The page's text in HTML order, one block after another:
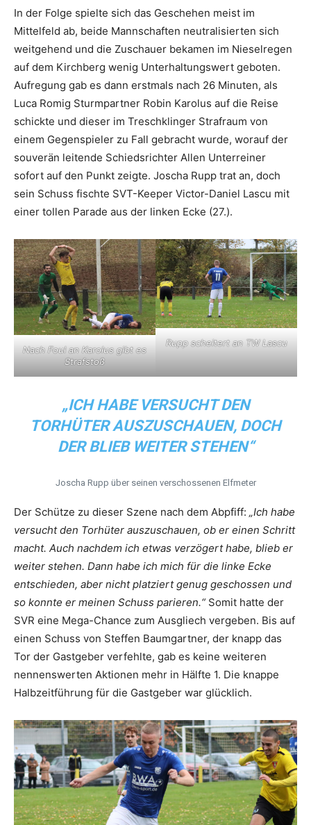
In der Folge spielte sich das Geschehen meist im
Mittelfeld ab, beide Mannschaften neutralisierten sich
weitgehend und die Zuschauer bekamen im Nieselregen
auf dem Kirchberg wenig Unterhaltungswert geboten.
Aufregung gab es dann erstmals nach 26 Minuten, als
Luca Romig Sturmpartner Robin Karolus auf die Reise
schickte und dieser im Treschklinger Strafraum von
einem Gegenspieler zu Fall gebracht wurde, worauf der
souverän leitende Schiedsrichter Allen Unterreiner
sofort auf den Punkt zeigte. Joscha Rupp trat an, doch
sein Schuss fischte SVT-Keeper Victor-Daniel Lascu mit
einer tollen Parade aus der linken Ecke (27.).
Nach Foul an Karolus gibt es
Strafstoß
Rupp scheitert an TW Lascu
„ICH HABE VERSUCHT DEN
TORHÜTER AUSZUSCHAUEN, DOCH
DER BLIEB WEITER STEHEN“
Joscha Rupp über seinen verschossenen Elfmeter
Der Schütze zu dieser Szene nach dem Abpfiff: „Ich habe
versucht den Torhüter auszuschauen, ob er einen Schritt
macht. Auch nachdem ich etwas verzögert habe, blieb er
weiter stehen. Dann habe ich mich für die linke Ecke
entschieden, aber nicht platziert genug geschossen und
so konnte er meinen Schuss parieren.“ Somit hatte der
SVR eine Mega-Chance zum Ausgliech vergeben. Bis auf
einen Schuss von Steffen Baumgartner, der knapp das
Tor der Gastgeber verfehlte, gab es keine weiteren
nennenswerten Aktionen mehr in Hälfte 1. Die knappe
Halbzeitführung für die Gastgeber war glücklich.